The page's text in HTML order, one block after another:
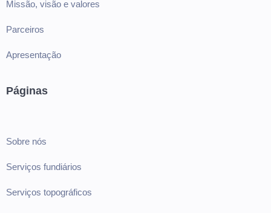
Missão, visão e valores
Parceiros
Apresentação
Páginas
Sobre nós
Serviços fundiários
Serviços topográficos